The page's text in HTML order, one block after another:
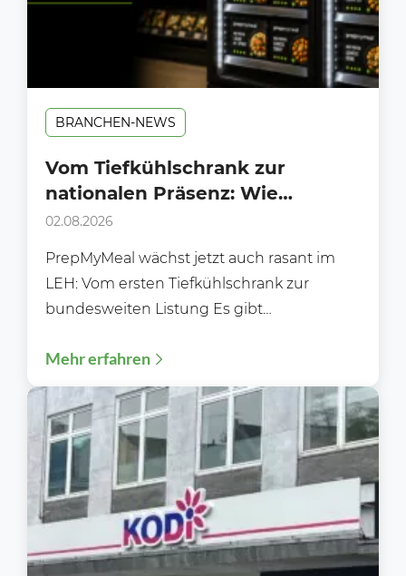
BRANCHEN-NEWS
Vom Tiefkühlschrank zur
nationalen Präsenz: Wie
PrepMyMeal den deutschen LEH
02.08.2026
PrepMyMeal wächst jetzt auch rasant im
LEH: Vom ersten Tiefkühlschrank zur
bundesweiten Listung Es gibt
hinweg im...
Mehr erfahren